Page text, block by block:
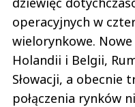
operacyjnych w
wielorynkowe.
Holandii i Belgii,
Słowacji, a obecnie
połączenia rynków